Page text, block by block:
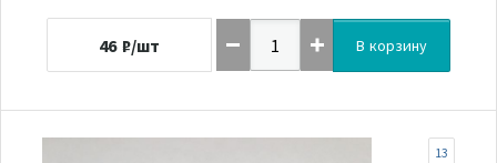
46 ₽/шт В корзину
13